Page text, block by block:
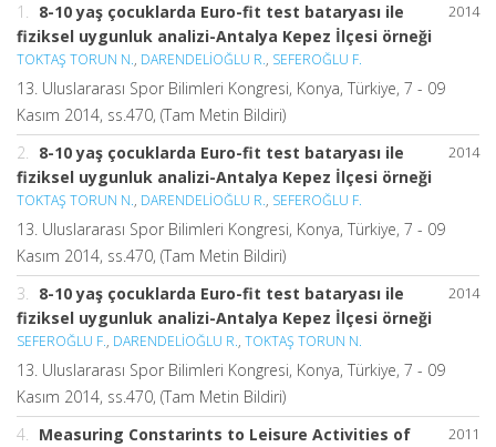
2014
1. 8-10 yaş çocuklarda Euro-fit test bataryası ile
fiziksel uygunluk analizi-Antalya Kepez İlçesi örneği
TOKTAŞ TORUN N., DARENDELİOĞLU R., SEFEROĞLU F.
13. Uluslararası Spor Bilimleri Kongresi, Konya, Türkiye, 7 - 09
Kasım 2014, ss.470, (Tam Metin Bildiri)
2014
2. 8-10 yaş çocuklarda Euro-fit test bataryası ile
fiziksel uygunluk analizi-Antalya Kepez İlçesi örneği
TOKTAŞ TORUN N., DARENDELİOĞLU R., SEFEROĞLU F.
13. Uluslararası Spor Bilimleri Kongresi, Konya, Türkiye, 7 - 09
Kasım 2014, ss.470, (Tam Metin Bildiri)
2014
3. 8-10 yaş çocuklarda Euro-fit test bataryası ile
fiziksel uygunluk analizi-Antalya Kepez İlçesi örneği
SEFEROĞLU F., DARENDELİOĞLU R., TOKTAŞ TORUN N.
13. Uluslararası Spor Bilimleri Kongresi, Konya, Türkiye, 7 - 09
Kasım 2014, ss.470, (Tam Metin Bildiri)
2011
4. Measuring Constarints to Leisure Activities of